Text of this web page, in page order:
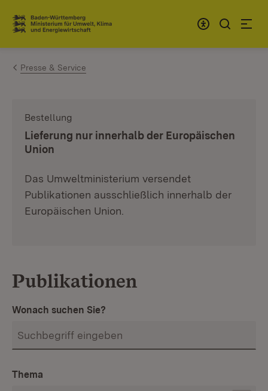
Zum Inhalt springen
Link zur Startseite
Presse & Service
Bestellung
Lieferung nur innerhalb der Europäischen
Union
Das Umweltministerium versendet
Publikationen ausschließlich innerhalb der
Europäischen Union.
Publikationen
Wonach suchen Sie?
Thema